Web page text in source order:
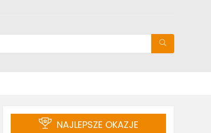
NAJLEPSZE OKAZJE